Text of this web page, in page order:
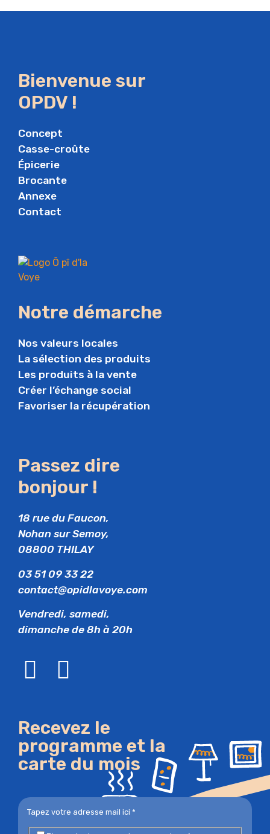
Bienvenue sur
OPDV !
Concept
Casse-croûte
Épicerie
Brocante
Annexe
Contact
Notre démarche
Nos valeurs locales
La sélection des produits
Les produits à la vente
Créer l’échange social
Favoriser la récupération
Passez dire
bonjour !
18 rue du Faucon,
Nohan sur Semoy,
08800 THILAY
03 51 09 33 22
contact@opidlavoye.com
Vendredi, samedi,
dimanche de 8h à 20h
Recevez le
programme et la
carte du mois